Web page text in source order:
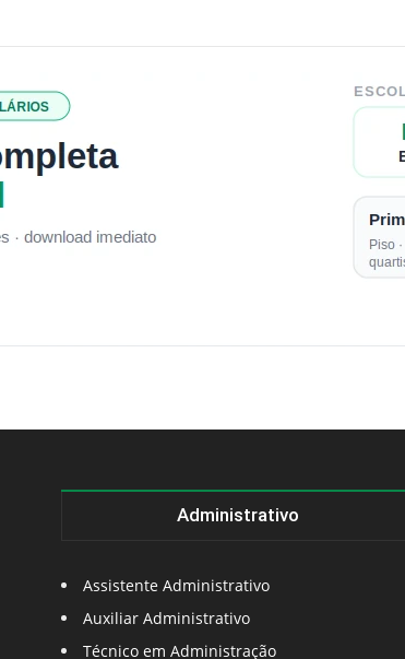
Administrativo
Assistente Administrativo
Auxiliar Administrativo
Técnico em Administração